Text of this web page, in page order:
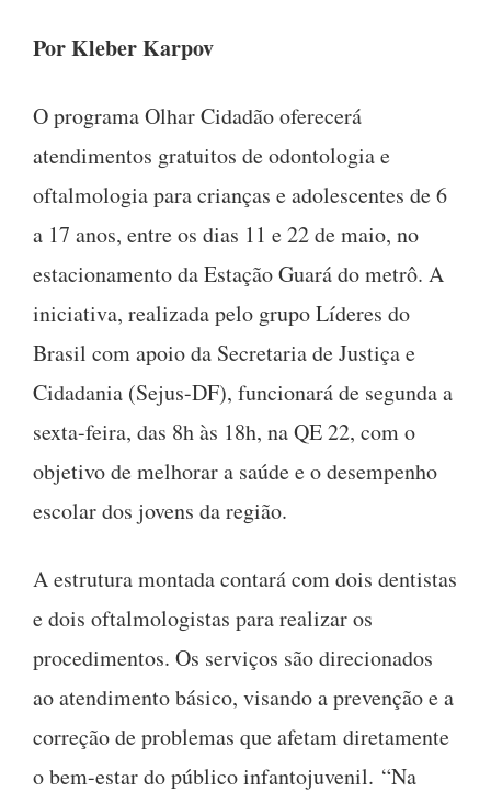
Por Kleber Karpov
O programa Olhar Cidadão oferecerá
atendimentos gratuitos de odontologia e
oftalmologia para crianças e adolescentes de 6
a 17 anos, entre os dias 11 e 22 de maio, no
estacionamento da Estação Guará do metrô. A
iniciativa, realizada pelo grupo Líderes do
Brasil com apoio da Secretaria de Justiça e
Cidadania (Sejus-DF), funcionará de segunda a
sexta-feira, das 8h às 18h, na QE 22, com o
objetivo de melhorar a saúde e o desempenho
escolar dos jovens da região.
A estrutura montada contará com dois dentistas
e dois oftalmologistas para realizar os
procedimentos. Os serviços são direcionados
ao atendimento básico, visando a prevenção e a
correção de problemas que afetam diretamente
o bem-estar do público infantojuvenil. “Na